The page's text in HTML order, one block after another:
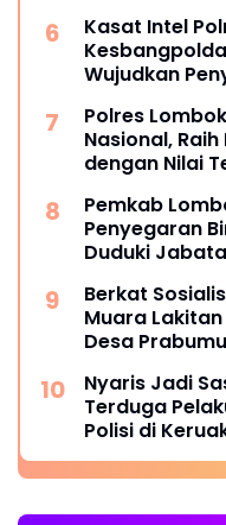
Kasat Intel
Wujudkan
Polres
Nasional,
dengan Nilai
Pemkab
Penyegaran
Duduki
Berkat
Muara
Desa
Nyaris Jadi
Terduga
Polisi di